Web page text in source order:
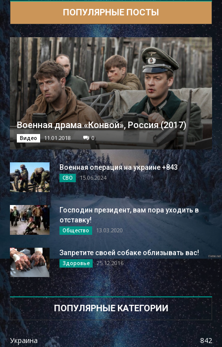
ПОПУЛЯРНЫЕ ПОСТЫ
Военная драма «Конвой», Россия (2017)
Видео 11.01.2018 0
Военная операция на украине +843
СВО 15.06.2024
Господин президент, вам пора уходить в
отставку!
Общество 13.03.2020
Запретите своей собаке облизывать вас!
Здоровье 25.12.2016
ПОПУЛЯРНЫЕ КАТЕГОРИИ
Украина
842